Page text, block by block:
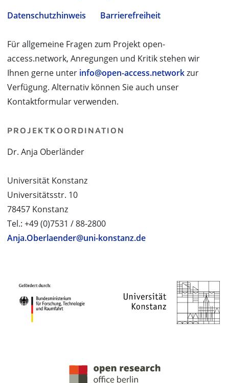
Datenschutzhinweis
Barrierefreiheit
Für allgemeine Fragen zum Projekt open-
access.network, Anregungen und Kritik stehen wir
Ihnen gerne unter info@open-access.networkzur
Verfügung. Alternativ können Sie auch unser
Kontaktformular verwenden.
PROJEKTKOORDINATION
Dr. Anja Oberländer
Universität Konstanz
Universitätsstr. 10
78457 Konstanz
Tel.: +49 (0)7531 / 88-2800
Anja.Oberlaender@uni-konstanz.de